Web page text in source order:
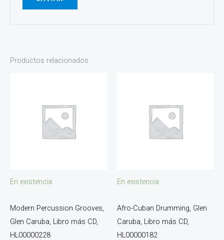
Productos relacionados
En existencia
Modern Percussion Grooves,
Glen Caruba, Libro más CD,
HL00000228
En existencia
Afro-Cuban Drumming, Glen
Caruba, Libro más CD,
HL00000182